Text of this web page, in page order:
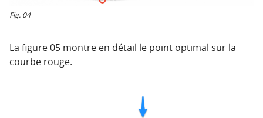
Fig. 04
La figure 05 montre en détail le point optimal sur la
courbe rouge.